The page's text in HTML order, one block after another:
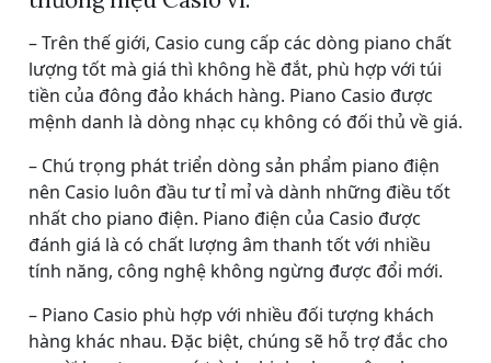
– Trên thế giới, Casio cung cấp các dòng piano chất
lượng tốt mà giá thì không hề đắt, phù hợp với túi
tiền của đông đảo khách hàng. Piano Casio được
mệnh danh là dòng nhạc cụ không có đối thủ về giá.
– Chú trọng phát triển dòng sản phẩm piano điện
nên Casio luôn đầu tư tỉ mỉ và dành những điều tốt
nhất cho piano điện. Piano điện của Casio được
đánh giá là có chất lượng âm thanh tốt với nhiều
tính năng, công nghệ không ngừng được đổi mới.
– Piano Casio phù hợp với nhiều đối tượng khách
hàng khác nhau. Đặc biệt, chúng sẽ hỗ trợ đắc cho